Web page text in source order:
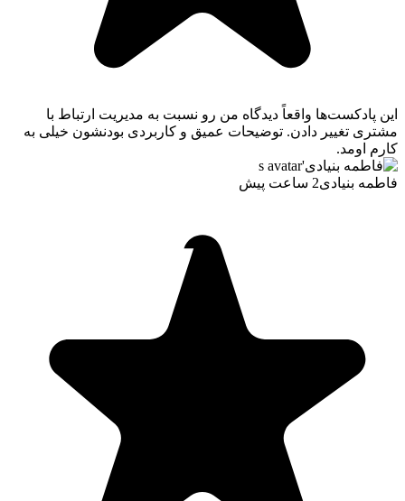
این پادکست‌ها واقعاً دیدگاه من رو نسبت به مدیریت ارتباط با
مشتری تغییر دادن. توضیحات عمیق و کاربردی بودنشون خیلی به
کارم اومد.
فاطمه بنیادی2 ساعت پیش